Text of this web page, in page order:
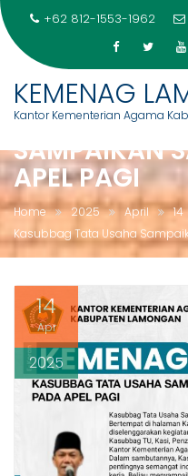
content
+62 812-1553-1962
KEMENAG
Kantor Kementerian Agama
KASUBBAG
SAMPAIKAN
APEL PAGI
Home 2025 April
14
Kasubbag Tata Usaha
14
Apr
2025